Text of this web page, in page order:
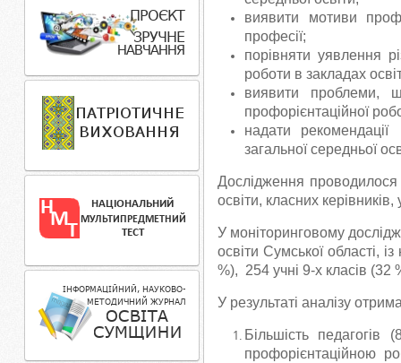
виявити мотиви
професії;
порівняти уявлення
роботи в закладах
виявити проблеми,
профорієнтаційної
надати
загальної середньої
Дослідження проводилося
освіти, класних керівників,
У моніторинговому
освіти Сумської області,
%), 254 учні 9-х класів (32
У результаті аналізу
Більшість
профорієнтаційною